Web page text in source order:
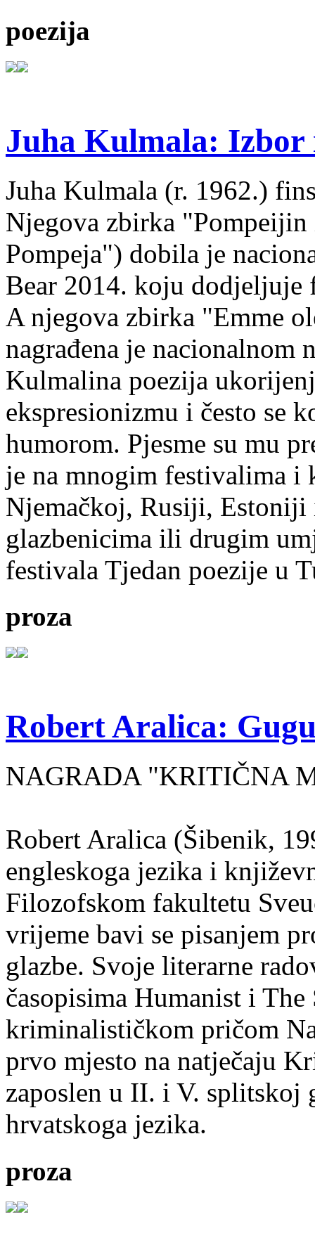
poezija
Juha Kulmala: Izbor
Juha Kulmala (r. 1962.)
Njegova zbirka
Pompeja") dobila je
Bear 2014. koju
A njegova zbirka "Emme
nagrađena je nacionalnom
Kulmalina poezija
ekspresionizmu i često se
humorom. Pjesme su mu
je na mnogim festivalima i
Njemačkoj, Rusiji, Estoniji
glazbenicima ili drugim
festivala Tjedan poezije u
proza
Robert Aralica:
NAGRADA "KRITIČNA
Robert Aralica (Šibenik,
engleskoga jezika i
Filozofskom fakultetu
vrijeme bavi se pisanjem
glazbe. Svoje literarne
časopisima Humanist i
kriminalističkom pričom
prvo mjesto na natječaju
zaposlen u II. i V. splitskoj
hrvatskoga jezika.
proza